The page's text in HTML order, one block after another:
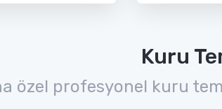
Kuru
özel profesyonel kuru